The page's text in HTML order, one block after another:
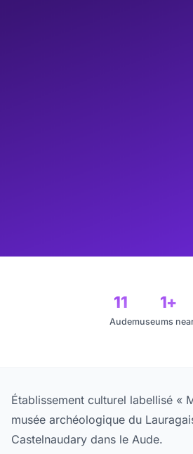
11
Aude
1+
museums
Établissement culturel labellisé «
musée archéologique du
Castelnaudary dans le Aude.